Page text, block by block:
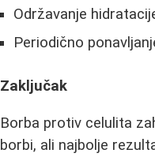
Održavanje
Periodično
Zaključak
Borba protiv celulita
borbi, ali najbolje